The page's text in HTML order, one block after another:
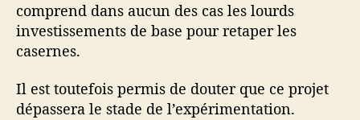
comprend dans aucun des cas les lourds
investissements de base pour retaper les
casernes.
Il est toutefois permis de douter que ce projet
dépassera le stade de l’expérimentation.